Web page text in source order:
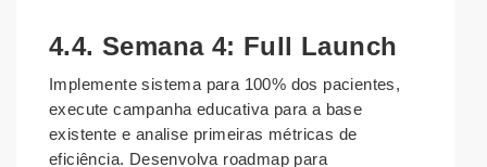
4.4. Semana 4: Full Launch
Implemente sistema para 100% dos pacientes,
execute campanha educativa para a base
existente e analise primeiras métricas de
eficiência. Desenvolva roadmap para